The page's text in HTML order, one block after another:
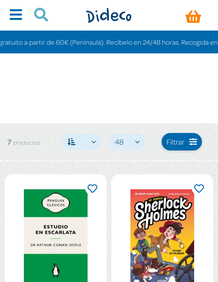
a partir de 60€ (Península). Recíbelo en 24/48 horas. Recogida en
7productos 48 Filtrar